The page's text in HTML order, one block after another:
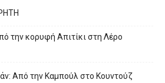
την κορυφή Απιτίκι στη Λέρο
Από την Καμπούλ στο Κουντούζ